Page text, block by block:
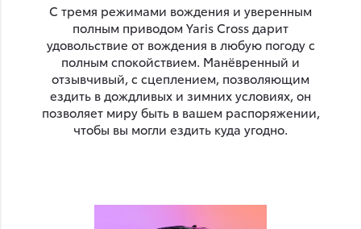
С тремя режимами вождения и уверенным
полным приводом Yaris Cross дарит
удовольствие от вождения в любую погоду с
полным спокойствием. Манёвренный и
отзывчивый, с сцеплением, позволяющим
ездить в дождливых и зимних условиях, он
позволяет миру быть в вашем распоряжении,
чтобы вы могли ездить куда угодно.